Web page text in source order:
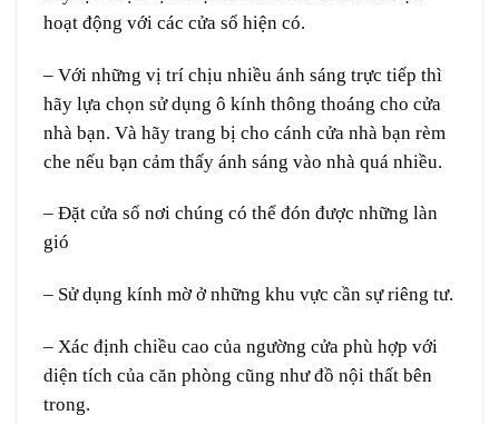
hoạt động với các cửa sổ hiện có.
– Với những vị trí chịu nhiều ánh sáng trực tiếp thì
hãy lựa chọn sử dụng ô kính thông thoáng cho cửa
nhà bạn. Và hãy trang bị cho cánh cửa nhà bạn rèm
che nếu bạn cảm thấy ánh sáng vào nhà quá nhiều.
– Đặt cửa sổ nơi chúng có thể đón được những làn
gió
– Sử dụng kính mờ ở những khu vực cần sự riêng tư.
– Xác định chiều cao của ngường cửa phù hợp với
diện tích của căn phòng cũng như đồ nội thất bên
trong.